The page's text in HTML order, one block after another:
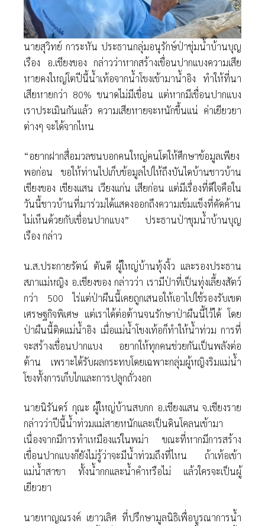
นายสุวิทย์ การะหัน ประธานกลุ่มอนุรักษ์ป่าชุ่มน้ำบ้านบุญ
เรือง อ.เชียงของ กล่าวว่าหากสร้างเขื่อนปากแบงความเสีย
หายคงใหญ่โตปีนี้น้ำเท้อจากน้ำโขงเข้ามาน้ำอิง ทำให้ที่นา
เสียหายกว่า 80% ขนาดไม่มีเขื่อน แต่หากมีเขื่อนปากแบง
เราประเมินกันแล้ว ความเสียหายจะหนักขึ้นแน่ ค่าเยียวยา
ต่างๆ จะได้จากไหน
“อยากฝากสื่อมวลชนบอกคนใหญ่คนโตให้ศึกษาข้อมูลเพียง
พอก่อน ขอให้ท่านไปเก็บข้อมูลไปให้ถึงบันไดบ้านชาวบ้าน
เชียงของ เชียงแสน เวียงแก่น เสียก่อน แต่มีเรื่องที่ดีใจคือใน
วันนี้ชาวบ้านที่มาร่วมได้แสดงออกถึงความเข้มแข็งที่คัดค้าน
ไม่เห็นด้วยกับเขื่อนปากแบง” ประธานป่าชุมน้ำบ้านบุญ
เรือง กล่าว
น.ส.ประกายรัตน์ ตันดี ผู้ใหญ่บ้านทุ้งงิ้ว และรองประธาน
สภาแม่หญิง อ.เชียงของ กล่าวว่า เรามีป่าที่เป็นทุ่งเลี้ยงสัตว์
กว่า 500 ไร่แต่ป่าผืนนี้เคยถูกเสนอให้เอาไปใช้รองรับเขต
เศรษฐกิจพิเศษ แต่เราได้ต่อต้านจนรักษาป่าผืนนี้ไว้ได้ โดย
ป่าผืนนี้ติดแม่น้ำอิง เมื่อแม่น้ำโขงเท้อก็ทำให้น้ำท่วม การที่
จะสร้างเขื่อนปากแบง อยากให้ทุกคนช่วยกันเป็นพลังต่อ
ต้าน เพราะได้รับผลกระทบโดยเฉพาะกลุ่มผู้หญิงริมแม่น้ำ
โขงทั้งการเก็บไกและการปลูกถั่วงอก
นายนิรันดร์ กุณะ ผู้ใหญ่บ้านสบกก อ.เชียงแสน จ.เชียงราย
กล่าวว่าปีนี้น้ำท่วมแม่สายหนักและเป็นดินโคลนเข้ามา
เนื่องจากมีการทำเหมืองแร่ในพม่า ขณะที่หากมีการสร้าง
เขื่อนปากแบงก็ยังไม่รู้ว่าจะมีน้ำท่วมถึงที่ไหน ถ้าเท้อเข้า
แม่น้ำสาขา ทั้งน้ำกกและน้ำคำหรือไม่ แล้วใครจะเป็นผู้
เยียวยา
นายหาญณรงค์ เยาวเลิศ ที่ปรึกษามูลนิธิเพื่อบูรณาการน้ำ